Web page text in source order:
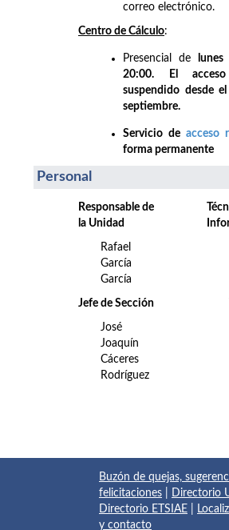
correo electrónico.
Centro de Cálculo:
Presencial de
20:00. El
suspendido desde
septiembre.
Servicio de acceso
forma permanente
Personal
Responsable de
la Unidad
Rafael
García
García
Jefe de Sección
José
Joaquín
Cáceres
Rodríguez
Buzón de quejas,
felicitaciones
Directorio
Directorio ETSIAE
y contacto